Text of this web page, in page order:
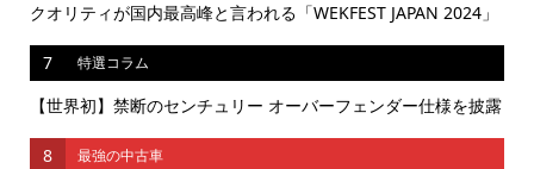
クオリティが国内最高峰と言われる「WEKFEST JAPAN 2024」
7 特選コラム
【世界初】禁断のセンチュリー オーバーフェンダー仕様を披露
8 最強の中古車